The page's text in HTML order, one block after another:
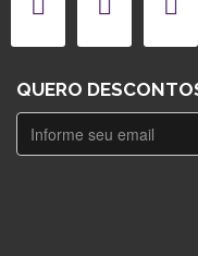
QUERO